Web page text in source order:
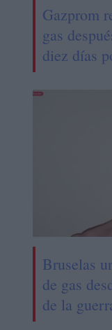
Gazprom
gas
diez días
Bruselas
de gas
de la